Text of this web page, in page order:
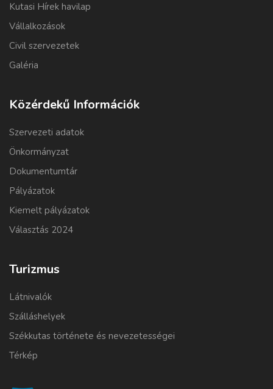
Kutasi Hírek havilap
Vállalkozások
Civil szervezetek
Galéria
Közérdekű Információk
Szervezeti adatok
Önkormányzat
Dokumentumtár
Pályázatok
Kiemelt pályázatok
Választás 2024
Turizmus
Látnivalók
Szálláshelyek
Székkutas története és nevezetességei
Térkép